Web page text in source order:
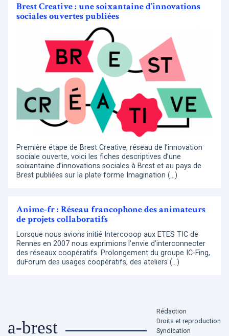
Brest Creative : une soixantaine d’innovations
sociales ouvertes publiées
Première étape de Brest Creative, réseau de l’innovation
sociale ouverte, voici les fiches descriptives d’une
soixantaine d’innovations sociales à Brest et au pays de
Brest publiées sur la plate forme Imagination (…)
Anime-fr : Réseau francophone des animateurs
de projets collaboratifs
Lorsque nous avions initié Intercooop aux ETES TIC de
Rennes en 2007 nous exprimions l’envie d’interconnecter
des réseaux coopératifs. Prolongement du groupe IC-Fing,
duForum des usages coopératifs, des ateliers (…)
a-brest
Rédaction
Droits et reproduction
Syndication